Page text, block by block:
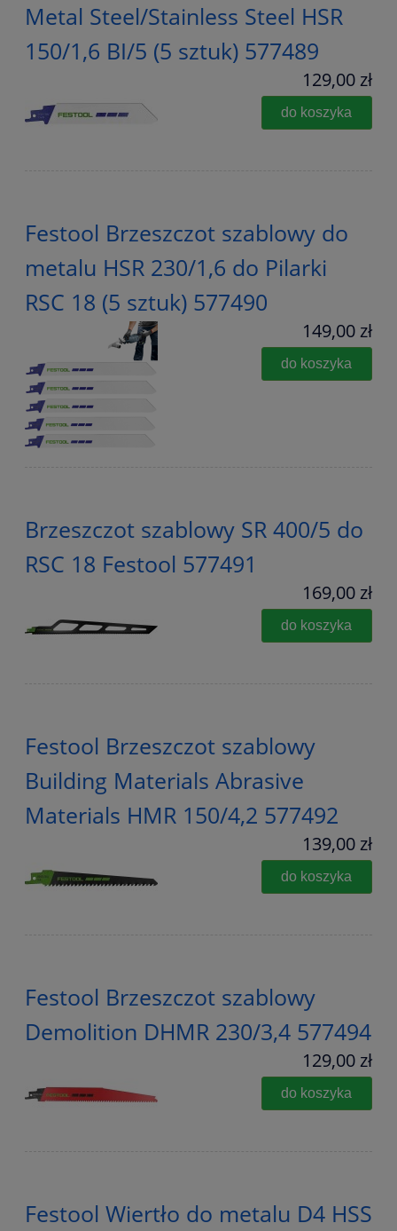
Metal Steel/Stainless Steel HSR
150/1,6 BI/5 (5 sztuk) 577489
129,00 zł
do koszyka
Festool Brzeszczot szablowy do
metalu HSR 230/1,6 do Pilarki
RSC 18 (5 sztuk) 577490
149,00 zł
do koszyka
Brzeszczot szablowy SR 400/5 do
RSC 18 Festool 577491
169,00 zł
do koszyka
Festool Brzeszczot szablowy
Building Materials Abrasive
Materials HMR 150/4,2 577492
139,00 zł
do koszyka
Festool Brzeszczot szablowy
Demolition DHMR 230/3,4 577494
129,00 zł
do koszyka
Festool Wiertło do metalu D4 HSS